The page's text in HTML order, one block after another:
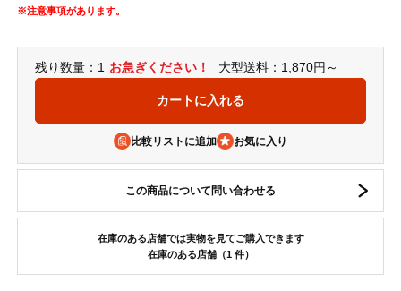
※注意事項があります。
残り数量：1 お急ぎください！ 大型送料：1,870円～
比較リストに追加
この商品について問い合わせる
在庫のある店舗では実物を見てご購入できます
在庫のある店舗（1 件）